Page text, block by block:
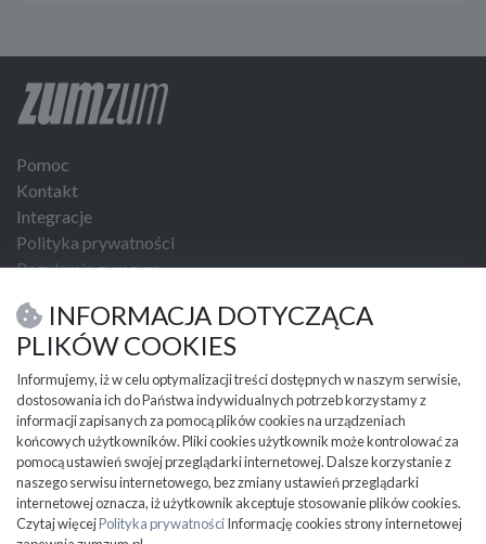
Pomoc
Kontakt
Integracje
Polityka prywatności
Regulamin zumzum
USŁUGI I NARZĘDZIA
PRZYDATNE INFORMACJE
Partnerzy
Cennik
Mapa kategorii
Mapa miejscowości
Ważne informacje
INFORMACJA DOTYCZĄCA
PLIKÓW COOKIES
Informujemy, iż w celu optymalizacji treści dostępnych w naszym serwisie,
dostosowania ich do Państwa indywidualnych potrzeb korzystamy z
informacji zapisanych za pomocą plików cookies na urządzeniach
końcowych użytkowników. Pliki cookies użytkownik może kontrolować za
pomocą ustawień swojej przeglądarki internetowej. Dalsze korzystanie z
naszego serwisu internetowego, bez zmiany ustawień przeglądarki
internetowej oznacza, iż użytkownik akceptuje stosowanie plików cookies.
Czytaj więcejPolityka prywatnościInformację cookies strony internetowej